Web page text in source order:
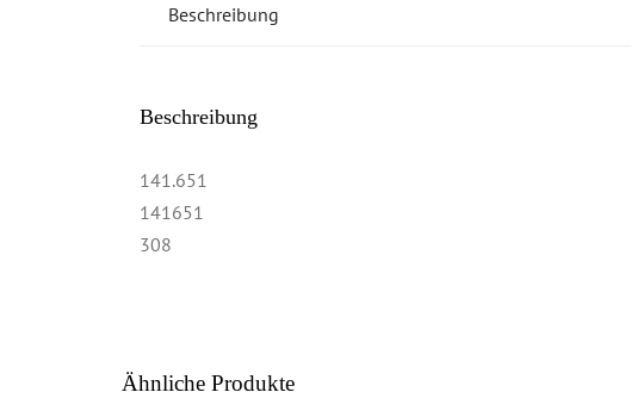
Beschreibung
Beschreibung
141.651
141651
308
Ähnliche Produkte